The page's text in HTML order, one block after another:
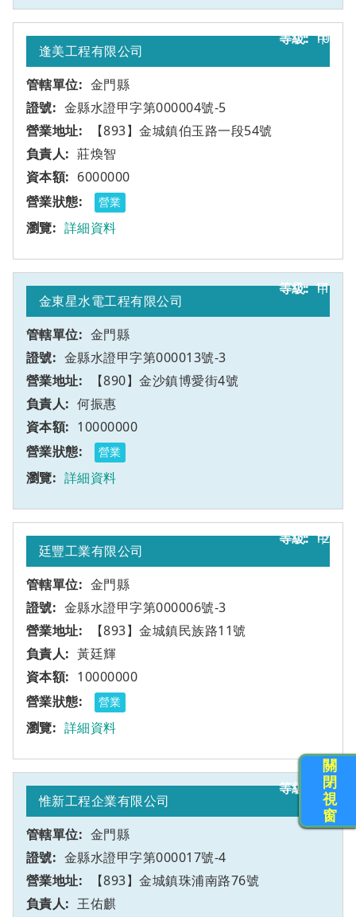
10
逢美工程有限公司
金門縣
金縣水證甲字第000004號-5
【893】金城鎮伯玉路一段54號
甲
莊煥智
6000000
營業
詳細資料
11
金東星水電工程有限公司
金門縣
金縣水證甲字第000013號-3
【890】金沙鎮博愛街4號
甲
何振惠
10000000
營業
詳細資料
12
廷豐工業有限公司
金門縣
金縣水證甲字第000006號-3
【893】金城鎮民族路11號
甲
黃廷輝
10000000
營業
詳細資料
13
惟新工程企業有限公司
金門縣
金縣水證甲字第000017號-4
【893】金城鎮珠浦南路76號
甲
王佑麒
關
閉
視
窗